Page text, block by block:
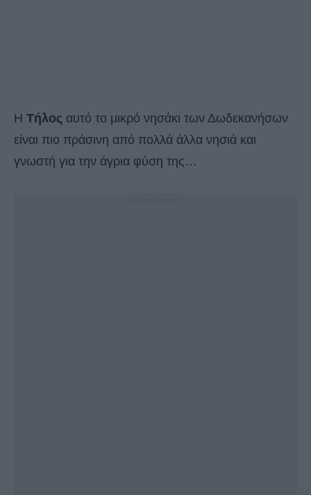
Η Τήλος αυτό το µικρό νησάκι των Δωδεκανήσων
είναι πιο πράσινη από πολλά άλλα νησιά και
γνωστή για την άγρια φύση της…